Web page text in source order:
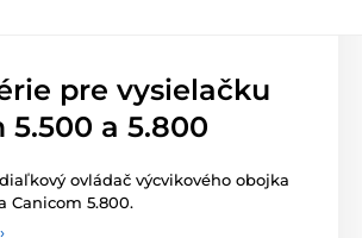
pre vysielačku
5.500 a 5.800
ovládač výcvikového obojka
Canicom 5.800.